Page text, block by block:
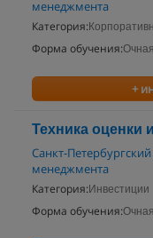
менеджмента
Категория:
Форма обучения:Очная
+
Техника оценки
Санкт-
менеджмента
Категория: Инвестиции
Форма обучения:Очная